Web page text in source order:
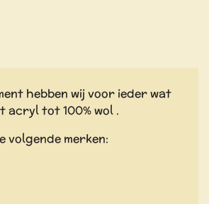
hebben wij voor ieder wat
acryl tot 100% wol .
volgende merken: